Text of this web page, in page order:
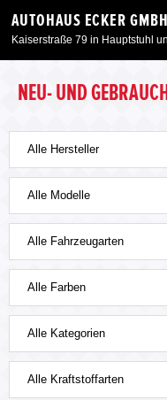
AUTOHAUS ECKER GMBH
Neuwagen
Gebrauchtwagen
Angebote
Service & Zubehör
Motorrad
NEU- UND
Alle Hersteller
Alle Modelle
Alle Fahrzeugarten
Alle Farben
Alle Kategorien
Alle Kraftstoffarten